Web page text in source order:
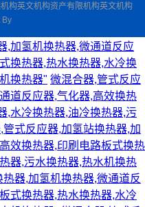
构英文机构资产有限机构英文机构
By
,加氢机换热器,微通道反应
换热器,热水换热器,水冷换
换热器" 微混合器,管式反应
道反应器,气化器,高效换热
,水冷换热器,油冷换热器,污
管式反应器,加氢站换热器,加
效换热器,印刷电路板式换热
器,污水换热器,热水机换热
器,加氢机换热器,微通道反
式换热器,热水换热器,水冷